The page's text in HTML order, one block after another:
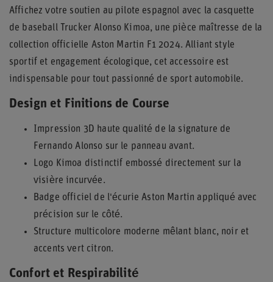
Affichez votre soutien au pilote espagnol avec la casquette
de baseball Trucker Alonso Kimoa, une pièce maîtresse de la
collection officielle Aston Martin F1 2024. Alliant style
sportif et engagement écologique, cet accessoire est
indispensable pour tout passionné de sport automobile.
Design et Finitions de Course
Impression 3D haute qualité de la signature de
Fernando Alonso sur le panneau avant.
Logo Kimoa distinctif embossé directement sur la
visière incurvée.
Badge officiel de l'écurie Aston Martin appliqué avec
précision sur le côté.
Structure multicolore moderne mêlant blanc, noir et
accents vert citron.
Confort et Respirabilité